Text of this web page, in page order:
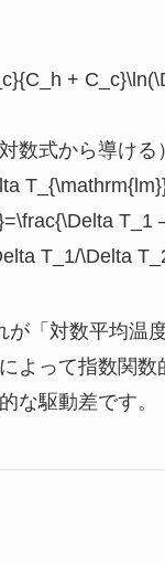
+
数式から導ける
T_1
T_1/\Delta
が「対数平均温
よって指数関数
な駆動差です。